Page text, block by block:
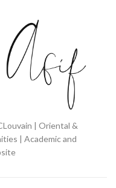
| Oriental &
| Academic and